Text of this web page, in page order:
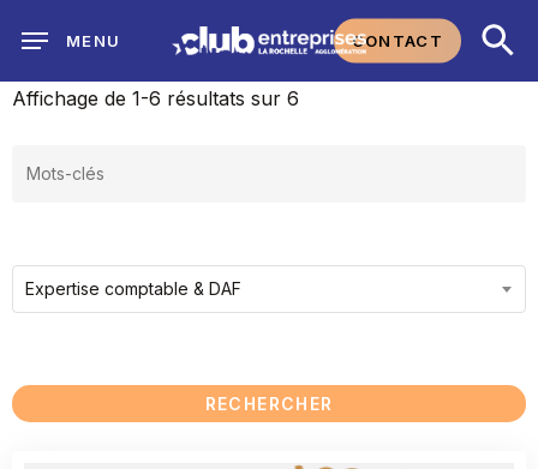
main
CONTACT
MENU
Affichage de 1-6 résultats sur 6
Expertise comptable & DAF
RECHERCHER